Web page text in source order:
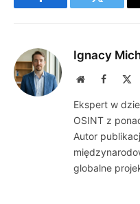
Facebook Twitter
Ignacy
WebsiteFacebook
Ekspert w
OSINT z
Autor
globalne